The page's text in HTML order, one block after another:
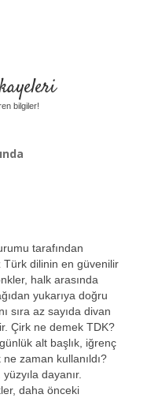
bilgiler!
tarafından
Türk dilinin en güvenilir
halk arasında
yukarıya doğru
sıra az sayıda divan
Çirk ne demek TDK?
alt başlık, iğrenç
ne zaman kullanıldı?
dayanır.
daha önceki